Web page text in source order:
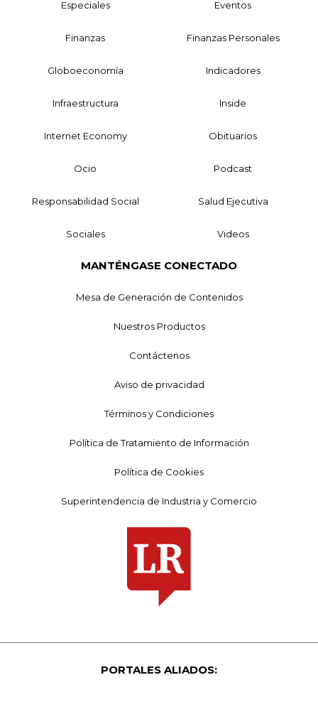
Especiales Eventos
Finanzas Finanzas Personales
Globoeconomía Indicadores
Infraestructura Inside
Internet Economy Obituarios
Ocio Podcast
Responsabilidad Social Salud Ejecutiva
Sociales Videos
MANTÉNGASE CONECTADO
Mesa de Generación de Contenidos
Nuestros Productos
Contáctenos
Aviso de privacidad
Términos y Condiciones
Política de Tratamiento de Información
Política de Cookies
Superintendencia de Industria y Comercio
PORTALES ALIADOS: